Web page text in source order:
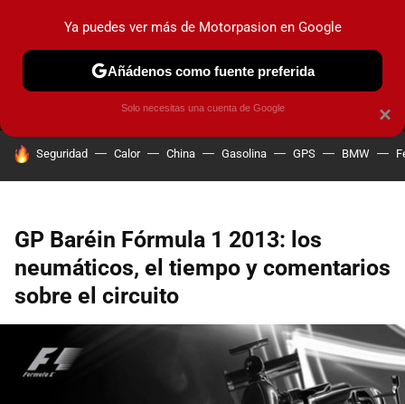
MENÚ NUEVO
COCHES ELÉCTRICOS OBSERVATORIO
HOY SE HABLA DE
Seguridad Calor China Gasolina GPS BMW
GP Baréin Fórmula 1 2013: los
neumáticos, el tiempo y comentarios
sobre el circuito
×
Ya puedes ver más de Motorpasion en Google
Añádenos como fuente preferida
Solo necesitas una cuenta de Google